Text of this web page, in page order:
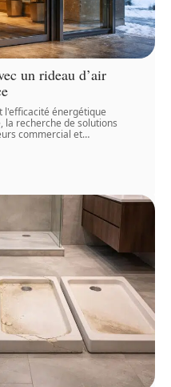
un rideau d’air
l'efficacité énergétique
la recherche de solutions
commercial et…